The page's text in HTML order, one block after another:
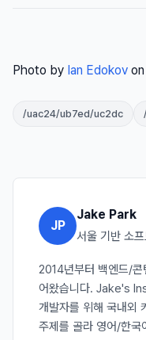
Photo by Ian Edokov on
/uac24/ub7ed/uc2dc
JP
Jake Park
서울 기반 소
2014년부터 백엔드/콘
어왔습니다. Jake's
개발자를 위해 국내외
주제를 골라 영어/한국